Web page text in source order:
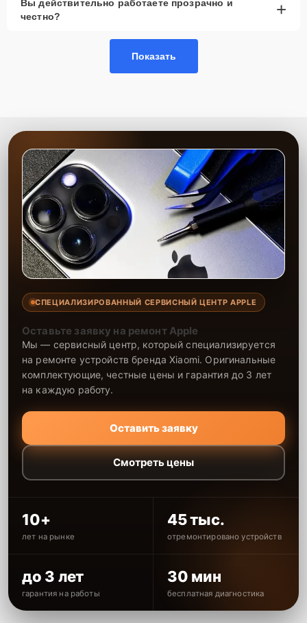
Вы действительно работаете прозрачно и
честно?
+
Показать
СПЕЦИАЛИЗИРОВАННЫЙ СЕРВИСНЫЙ ЦЕНТР APPLE
Оставьте заявку на ремонт Apple
Мы — сервисный центр, который специализируется
на ремонте устройств бренда Xiaomi. Оригинальные
комплектующие, честные цены и гарантия до 3 лет
на каждую работу.
Оставить заявку
Смотреть цены
10+
лет на рынке
45 тыс.
отремонтировано устройств
до 3 лет
гарантия на работы
30 мин
бесплатная диагностика